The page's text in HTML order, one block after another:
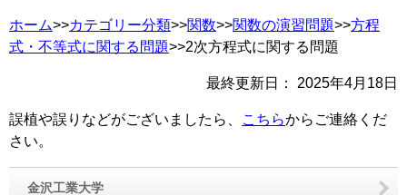
ホーム>>カテゴリー分類>>関数>>関数の演習問題>>方程
式・不等式に関する問題>>2次方程式に関する問題
最終更新日： 2025年4月18日
誤植や誤りなどがございましたら、 こちらからご連絡くだ
さい。
金沢工業大学